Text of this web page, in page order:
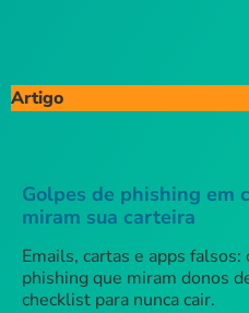
Artigo
Golpes de phishing em
miram sua carteira
Emails, cartas e apps
phishing que miram donos
checklist para nunca cair.